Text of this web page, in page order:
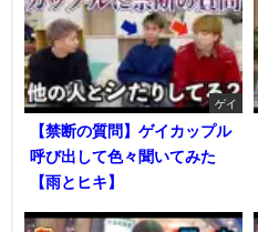
ゲイ
【禁断の質問】ゲイカップル
呼び出して色々聞いてみた
【雨とヒキ】